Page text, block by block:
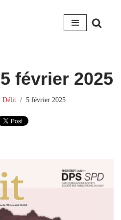
février 2025
Délit 5 février 2025